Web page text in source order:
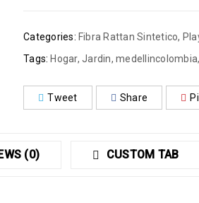
Categories: Fibra Rattan Sintetico,
Tags: Hogar, Jardin, medellincolombia,
Tweet Share
(0) CUSTOM TAB